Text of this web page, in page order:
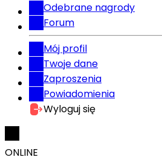
Odebrane nagrody
Forum
Mój profil
Twoje dane
Zaproszenia
Powiadomienia
Wyloguj się
ONLINE